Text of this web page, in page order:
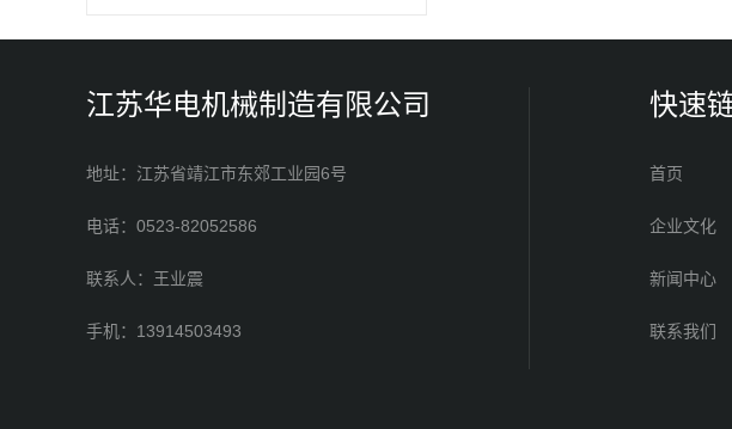
江苏华电机械制造有限公司
地址：江苏省靖江市东郊工业园6号
电话：0523-82052586
联系人：王业震
手机：13914503493
快速
首页
企业文化
新闻中心
联系我们